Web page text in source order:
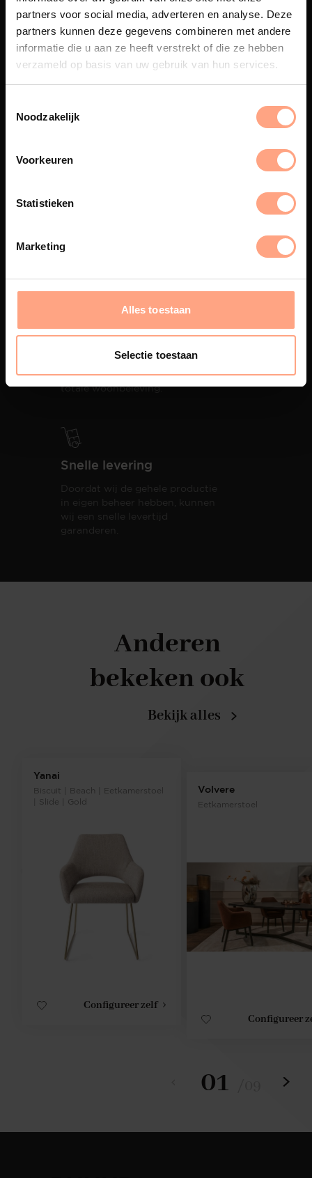
partners voor social media, adverteren en analyse. Deze
partners kunnen deze gegevens combineren met andere
informatie die u aan ze heeft verstrekt of die ze hebben
verzameld op basis van uw gebruik van hun services.
Noodzakelijk
Voorkeuren
Statistieken
Marketing
Alles toestaan
Selectie toestaan
Maatwerk
Een exclusieve handgemaakte
De meubelen worden in onze
componenten lak.
ontzorging van eerste schets tot
oplevering,met als resultaat een
totale woonbeleving.
Snelle levering
Doordat wij de gehele productie
in eigen beheer hebben, kunnen
wij een snelle levertijd
garanderen.
Yanai
Biscuit | Beach | Eetkamerstoel
| Slide | Gold
Configureer zelf
Volvere
Eetkamerstoel
Configureer
Anderen
bekeken ook
Bekijk alles
01